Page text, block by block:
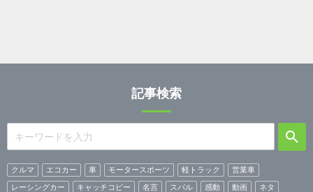
記事検索
クルマ エコカー 車 モータースポーツ 軽トラック
営業車
レーシングカー
キャッチコピー 名言 スバル 感動 動画
ネタ